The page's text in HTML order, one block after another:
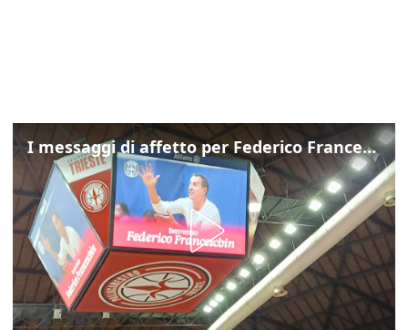
I messaggi di affetto per Federico Franceschin: così il mondo del basket gli è stato accanto fino all’ultimo